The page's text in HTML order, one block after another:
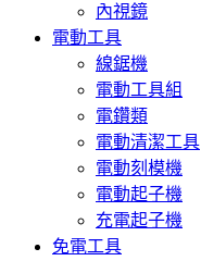
內視鏡
電動工具
線鋸機
電動工具組
電鑽類
電動清潔工具
電動刻模機
電動起子機
充電起子機
免電工具